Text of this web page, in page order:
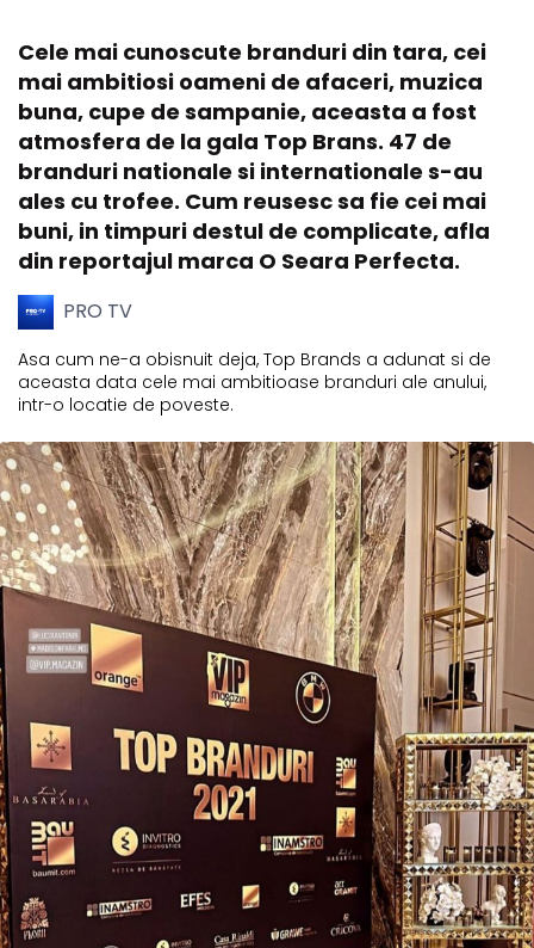
Cele mai cunoscute branduri din tara, cei
mai ambitiosi oameni de afaceri, muzica
buna, cupe de sampanie, aceasta a fost
atmosfera de la gala Top Brans. 47 de
branduri nationale si internationale s-au
ales cu trofee. Cum reusesc sa fie cei mai
buni, in timpuri destul de complicate, afla
din reportajul marca O Seara Perfecta.
PRO TV
Asa cum ne-a obisnuit deja, Top Brands a adunat si de
aceasta data cele mai ambitioase branduri ale anului,
intr-o locatie de poveste.